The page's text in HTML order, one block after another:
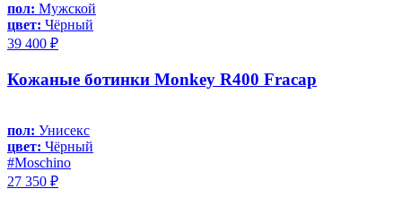
пол: Мужской
цвет: Чёрный
39 400 ₽
Кожаные ботинки Monkey R400 Fracap
пол: Унисекс
цвет: Чёрный
#Moschino
27 350 ₽